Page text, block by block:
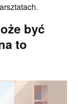
być
to